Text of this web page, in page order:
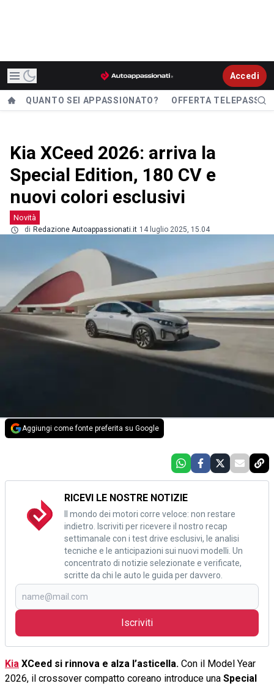
Accedi
QUANTO SEI APPASSIONATO? OFFERTA TELEPASS
Kia XCeed 2026: arriva la
Special Edition, 180 CV e
nuovi colori esclusivi
Novità
di Redazione Autoappassionati.it 14 luglio 2025, 15.04
Aggiungi come fonte preferita su Google
RICEVI LE NOSTRE NOTIZIE
Il mondo dei motori corre veloce: non restare
indietro. Iscriviti per ricevere il nostro recap
settimanale con i test drive esclusivi, le analisi
tecniche e le anticipazioni sui nuovi modelli. Un
concentrato di notizie selezionate e verificate,
scritte da chi le auto le guida per davvero.
Iscriviti
Kia XCeed si rinnova e alza l’asticella. Con il Model Year
2026, il crossover compatto coreano introduce una Special